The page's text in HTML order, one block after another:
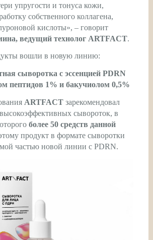
упругости и тонуса кожи,
собственного коллагена,
кислоты», – говорит
ведущий технолог ARTFACT.
вошли в новую линию:
сыворотка с эссенцией PDRN
пептидов 1% и бакучиолом 0,5%
ARTFACTзарекомендовал
сывороток, в
более 50 средств данной
продукт в формате сыворотки
частью новой линии с PDRN.